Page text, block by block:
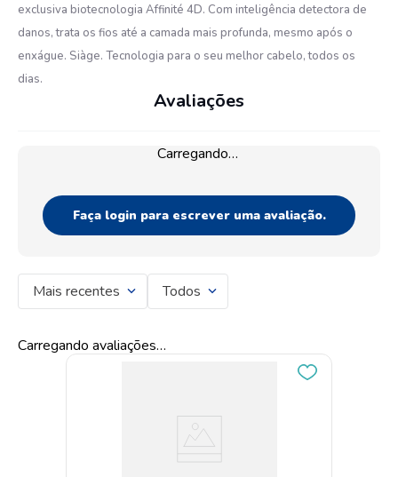
exclusiva biotecnologia Affinité 4D. Com inteligência detectora de
danos, trata os fios até a camada mais profunda, mesmo após o
enxágue. Siàge. Tecnologia para o seu melhor cabelo, todos os
dias.
Avaliações
Carregando…
Faça login para escrever uma avaliação.
Mais recentes Todos
Carregando avaliações…